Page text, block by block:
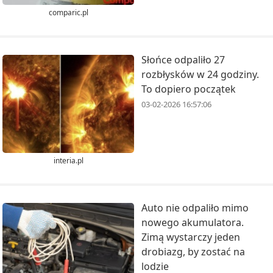
comparic.pl
interia.pl
Słońce odpaliło 27
rozbłysków w 24 godziny.
To dopiero początek
03-02-2026 16:57:06
Auto nie odpaliło mimo
nowego akumulatora.
Zimą wystarczy jeden
drobiazg, by zostać na
lodzie